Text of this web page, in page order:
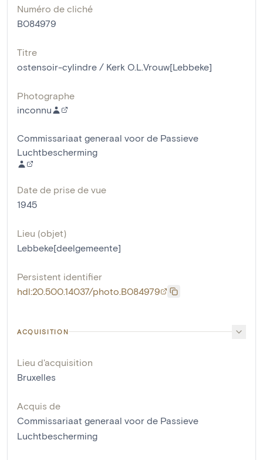
Numéro de cliché
B084979
Titre
ostensoir-cylindre / Kerk O.L.Vrouw[Lebbeke]
Photographe
inconnu
Commissariaat generaal voor de Passieve
Luchtbescherming
Date de prise de vue
1945
Lieu (objet)
Lebbeke[deelgemeente]
Persistent identifier
hdl:20.500.14037/photo.B084979
ACQUISITION
Lieu d'acquisition
Bruxelles
Acquis de
Commissariaat generaal voor de Passieve
Luchtbescherming